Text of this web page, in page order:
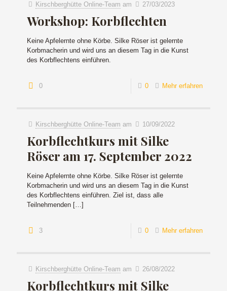
Kirschberghütte Online-Team am 27/03/2023
Workshop: Korbflechten
Keine Apfelernte ohne Körbe. Silke Röser ist gelernte
Korbmacherin und wird uns an diesem Tag in die Kunst
des Korbflechtens einführen.
0 0 Mehr erfahren
Kirschberghütte Online-Team am 10/09/2022
Korbflechtkurs mit Silke
Röser am 17. September 2022
Keine Apfelernte ohne Körbe. Silke Röser ist gelernte
Korbmacherin und wird uns an diesem Tag in die Kunst
des Korbflechtens einführen. Ziel ist, dass alle
Teilnehmenden […]
3 0 Mehr erfahren
Kirschberghütte Online-Team am 26/08/2022
Korbflechtkurs mit Silke